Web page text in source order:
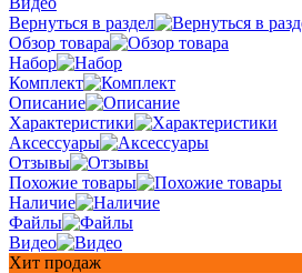
Вернуться в раздел
Обзор товара
Набор
Комплект
Описание
Характеристики
Аксессуары
Отзывы
Похожие товары
Наличие
Файлы
Видео
Хит продаж